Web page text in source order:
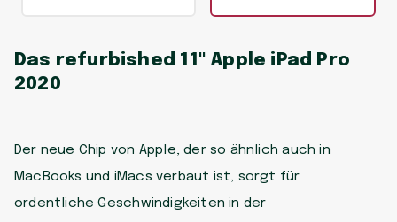
Das refurbished 11" Apple iPad Pro
2020
Der neue Chip von Apple, der so ähnlich auch in
MacBooks und iMacs verbaut ist, sorgt für
ordentliche Geschwindigkeiten in der